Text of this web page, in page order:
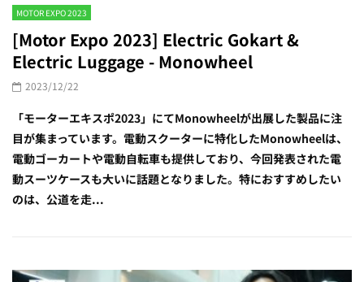
MOTOR EXPO 2023
[Motor Expo 2023] Electric Gokart &
Electric Luggage - Monowheel
2023/12/22
「モーターエキスポ2023」にてMonowheelが出展した製品に注
目が集まっています。電動スクーターに特化したMonowheelは、
電動ゴーカートや電動自転車も提供しており、今回発表された電
動スーツケースも大いに話題となりました。特におすすめしたい
のは、公道を走...